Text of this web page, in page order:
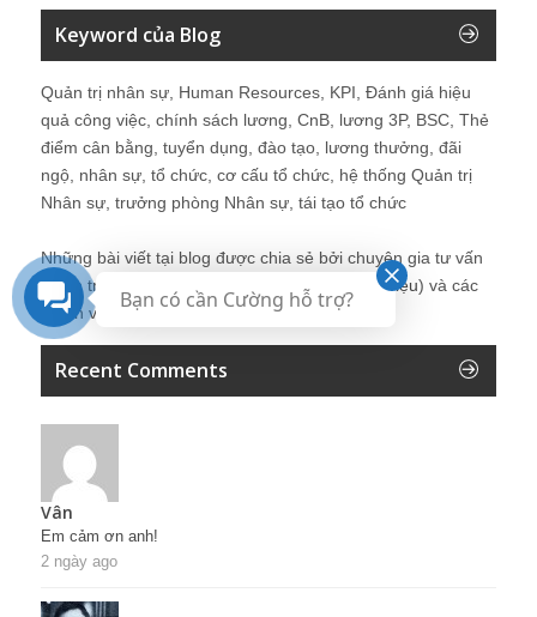
Keyword của Blog
Quản trị nhân sự, Human Resources, KPI, Đánh giá hiệu
quả công việc, chính sách lương, CnB, lương 3P, BSC, Thẻ
điểm cân bằng, tuyển dụng, đào tạo, lương thưởng, đãi
ngộ, nhân sự, tổ chức, cơ cấu tổ chức, hệ thống Quản trị
Nhân sự, trưởng phòng Nhân sự, tái tạo tổ chức
Những bài viết tại blog được chia sẻ bởi chuyên gia tư vấn
Quản trị Nhân sự Nguyễn Hùng Cường (
giới thiệu) và các
thành viên khác trong cộng đồng Nhân sự.
Recent Comments
Vân
Em cảm ơn anh!
2 ngày ago
Bạn có cần Cường hỗ trợ?